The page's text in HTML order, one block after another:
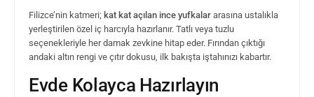
Filizce’nin katmeri; kat kat açılan ince yufkalar arasına ustalıkla
yerleştirilen özel iç harcıyla hazırlanır. Tatlı veya tuzlu
seçenekleriyle her damak zevkine hitap eder. Fırından çıktığı
andaki altın rengi ve çıtır dokusu, ilk bakışta iştahınızı kabartır.
Evde Kolayca Hazırlayın